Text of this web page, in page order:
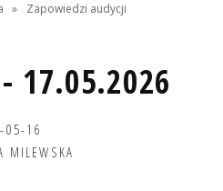
» Zapowiedzi audycji
17.05.2026
05-16
MILEWSKA